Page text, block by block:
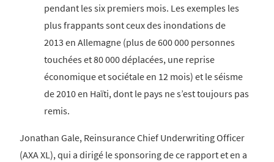
pendant les six premiers mois. Les exemples les
plus frappants sont ceux des inondations de
2013 en Allemagne (plus de 600 000 personnes
touchées et 80 000 déplacées, une reprise
économique et sociétale en 12 mois) et le séisme
de 2010 en Haïti, dont le pays ne s’est toujours pas
remis.
Jonathan Gale, Reinsurance Chief Underwriting Officer
(AXA XL), qui a dirigé le sponsoring de ce rapport et en a